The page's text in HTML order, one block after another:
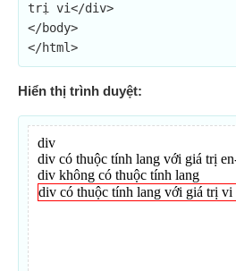
trị vi</div>
</body>
</html>
Hiển thị trình duyệt: